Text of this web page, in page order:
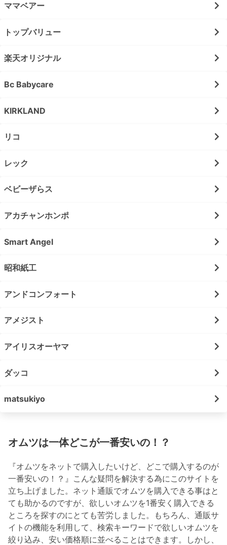
ママベアー
トップバリュー
楽天オリジナル
Bc Babycare
KIRKLAND
リコ
レック
ベビーザらス
アカチャンホンポ
Smart Angel
昭和紙工
アンドコンフォート
アメジスト
アイリスオーヤマ
ダッコ
matsukiyo
オムツは一体どこが一番安いの！？
『オムツをネットで購入したいけど、どこで購入するのが
一番安いの！？』こんな疑問を解決する為にこのサイトを
立ち上げました。ネット通販でオムツを購入できる事はと
ても助かるのですが、欲しいオムツを1番安く購入できる
ところを探すのにとても苦労しました。もちろん、通販サ
イトの機能を利用して、検索キーワードで欲しいオムツを
絞り込み、安い価格順に並べることはできます。しかし、